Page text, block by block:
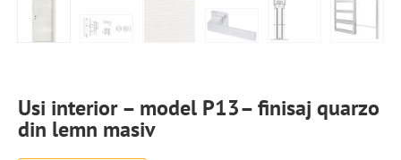
Usi interior – model P13– finisaj quarzo
din lemn masiv